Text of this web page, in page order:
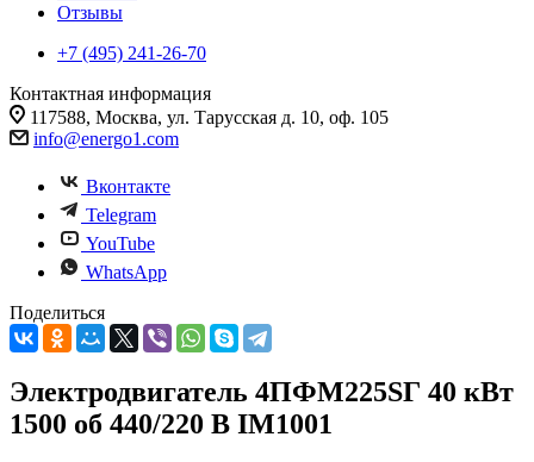
Отзывы
+7 (495) 241-26-70
Контактная информация
117588, Москва, ул. Тарусская д. 10, оф. 105
info@energo1.com
Вконтакте
Telegram
YouTube
WhatsApp
Поделиться
Электродвигатель 4ПФМ225SГ 40 кВт
1500 об 440/220 В IM1001